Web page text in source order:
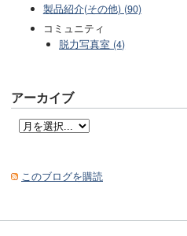
製品紹介(その他) (90)
コミュニティ
脱力写真室 (4)
アーカイブ
このブログを購読